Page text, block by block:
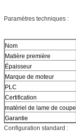
Paramètres techniques :
Nom
Matière première
Épaisseur
Marque de moteur
PLC
Certification
matériel de lame de coupe
Garantie
Configuration standard :